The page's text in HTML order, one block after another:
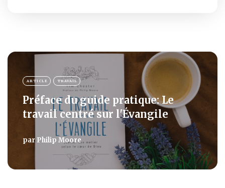
ARTICLE TRAVAIL
Préface du guide pratique: Le
travail centré sur l'Évangile
par Philip Moore